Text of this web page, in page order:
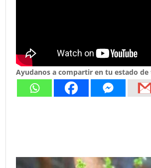
Ayudanos a compartir en tu estado